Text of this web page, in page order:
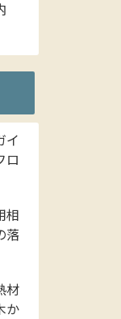
イ
ロ
相
落
材
か